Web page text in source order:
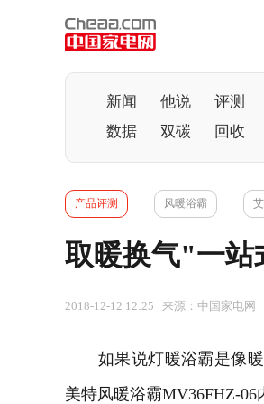
新闻 他说 评测
数据
双碳 回收
产品评测 风暖浴霸
取暖换气"一站
2018-12-12 12:25 来源：中国家电网
如果说灯暖浴霸是像暖
美特风暖浴霸MV36FHZ-